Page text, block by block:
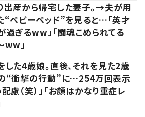
出産から帰宅した妻子。→夫が用
“ベビーベッド”を見ると…「英才
過ぎるww」「闘魂こめられてる
ww」
した4歳娘。直後、それを見た2歳
“衝撃の行動”に…254万回表示
配慮（笑）」「お顔はかなり重症レ